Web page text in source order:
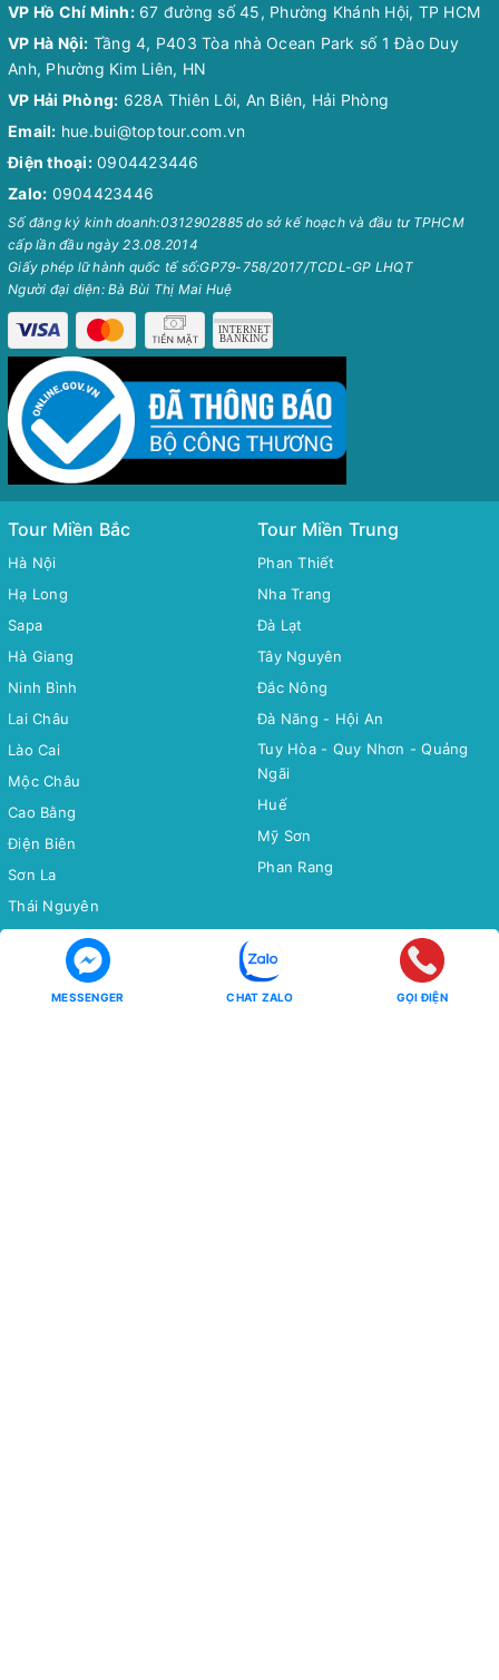
VP Hồ Chí Minh: 67 đường số 45, Phường Khánh Hội, TP HCM
VP Hà Nội: Tầng 4, P403 Tòa nhà Ocean Park số 1 Đào Duy
Anh, Phường Kim Liên, HN
VP Hải Phòng: 628A Thiên Lôi, An Biên, Hải Phòng
Email: hue.bui@toptour.com.vn
Điện thoại: 0904423446
Zalo: 0904423446
Số đăng ký kinh doanh:0312902885 do sở kế hoạch và đầu tư TPHCM
cấp lần đầu ngày 23.08.2014
Giấy phép lữ hành quốc tế số:GP79-758/2017/TCDL-GP LHQT
Người đại diện: Bà Bùi Thị Mai Huệ
Tour Miền Bắc
Hà Nội
Hạ Long
Sapa
Hà Giang
Ninh Bình
Lai Châu
Lào Cai
Mộc Châu
Cao Bằng
Điện Biên
Sơn La
Thái Nguyên
Tour Miền Trung
Phan Thiết
Nha Trang
Đà Lạt
Tây Nguyên
Đắc Nông
Đà Năng - Hội An
Tuy Hòa - Quy Nhơn - Quảng
Ngãi
Huế
Mỹ Sơn
Phan Rang
Tour Miền Nam Tour Quốc tế
MESSENGER CHAT ZALO GỌI ĐIỆN